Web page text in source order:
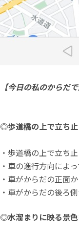
【今日の私のからだ
◎歩道橋の上で立ち
・歩道橋の上で立ち
・車の進行方向によ
・車がからだの正面
・車がからだの後ろ
◎水溜まりに映る景